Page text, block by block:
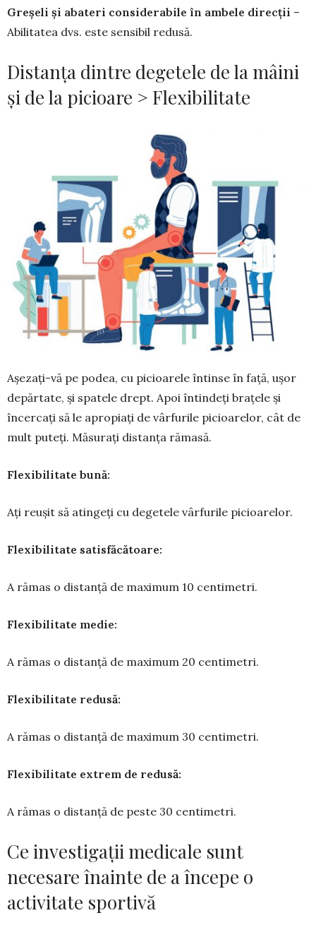
Greșeli și abateri considerabile în ambele direcții –
Abilitatea dvs. este sensibil redusă.
Distanța dintre degetele de la mâini
și de la picioare > Flexibilitate
Așezați-vă pe podea, cu picioarele întinse în față, ușor
depărtate, și spatele drept. Apoi întindeți brațele și
încercați să le apropiați de vârfurile picioarelor, cât de
mult puteți. Măsu­rați distanța rămasă.
Flexibilitate bună:
Ați reușit să atingeți cu degetele vârfurile picioarelor.
Flexibilitate satisfăcătoare:
A rămas o distanță de maximum 10 centi­metri.
Flexibilitate medie:
A rămas o distanță de maximum 20 centi­metri.
Flexibilitate redusă:
A rămas o distanță de maximum 30 centi­metri.
Flexibilitate extrem de redusă:
A rămas o distanță de peste 30 centimetri.
Ce investigații medicale sunt
necesare înainte de a începe o
activitate sportivă